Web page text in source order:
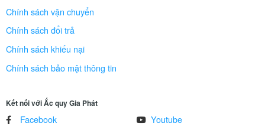
Chính sách vận chuyển
Chính sách đổi trả
Chính sách khiếu nại
Chính sách bảo mật thông tin
Kết nối với Ắc quy Gia Phát
Facebook
Youtube